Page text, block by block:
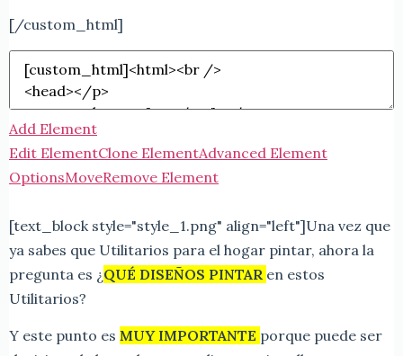
[/custom_html]
Add Element
Edit ElementClone ElementAdvanced Element
OptionsMoveRemove Element
[text_block style="style_1.png" align="left"]Una vez que
ya sabes que Utilitarios para el hogar pintar, ahora la
pregunta es ¿QUÉ DISEÑOS PINTAR en estos
Utilitarios?
Y este punto es MUY IMPORTANTE porque puede ser